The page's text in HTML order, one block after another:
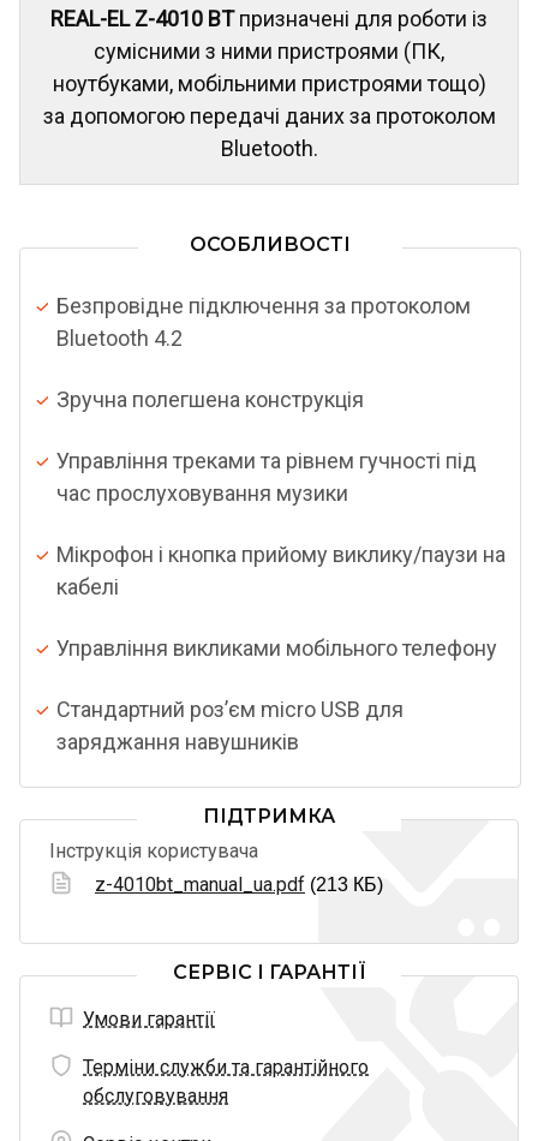
REAL-EL Z-4010 BTпризначені для роботи із
сумісними з ними пристроями (ПК,
ноутбуками, мобільними пристроями тощо)
за допомогою передачі даних за протоколом
Bluetooth.
ОСОБЛИВОСТІ
Безпровідне підключення за протоколом
Bluetooth 4.2
Зручна полегшена конструкція
Управління треками та рівнем гучності під
час прослуховування музики
Мікрофон і кнопка прийому виклику/паузи на
кабелі
Управління викликами мобільного телефону
Стандартний роз’єм micro USB для
заряджання навушників
ПІДТРИМКА
Інструкція користувача
z-4010bt_manual_ua.pdf (213 КБ)
СЕРВІС І ГАРАНТІЇ
Умови гарантії
Терміни служби та гарантійного
обслуговування